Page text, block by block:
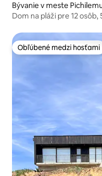
Bývanie v meste
Dom na pláži pre 12
Obľúbené medzi hosťami
Obľúbené medzi hosťami